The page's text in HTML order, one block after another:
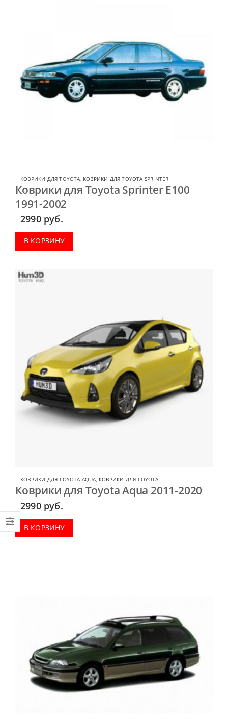
КОВРИКИ ДЛЯ TOYOTA КОВРИКИ ДЛЯ TOYOTA SPRINTER
Коврики для Toyota Sprinter E100
1991-2002
2990 руб.
В КОРЗИНУ
КОВРИКИ ДЛЯ TOYOTA AQUA КОВРИКИ ДЛЯ TOYOTA
Коврики для Toyota Aqua 2011-2020
2990 руб.
В КОРЗИНУ